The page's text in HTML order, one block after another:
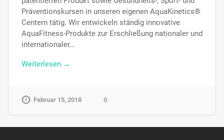
Präventionskursen in unseren eigenen AquaKinetics®
Centern tätig. Wir entwickeln ständig innovative
AquaFitness-Produkte zur Erschließung nationaler und
internationaler…
Weiterlesen →
Februar 15, 2018 0